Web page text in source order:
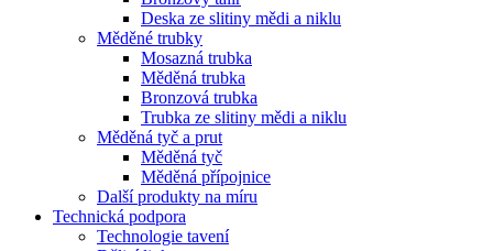
Deska ze slitiny mědi a niklu
Měděné trubky
Mosazná trubka
Měděná trubka
Bronzová trubka
Trubka ze slitiny mědi a niklu
Měděná tyč a prut
Měděná tyč
Měděná přípojnice
Další produkty na míru
Technická podpora
Technologie tavení